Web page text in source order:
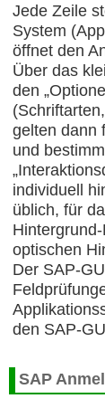
Jede Zeile
System
öffnet den
Über das
den
gelten dann
und
individuell
üblich, für
optischen
Der SAP-
den SAP-
SAP